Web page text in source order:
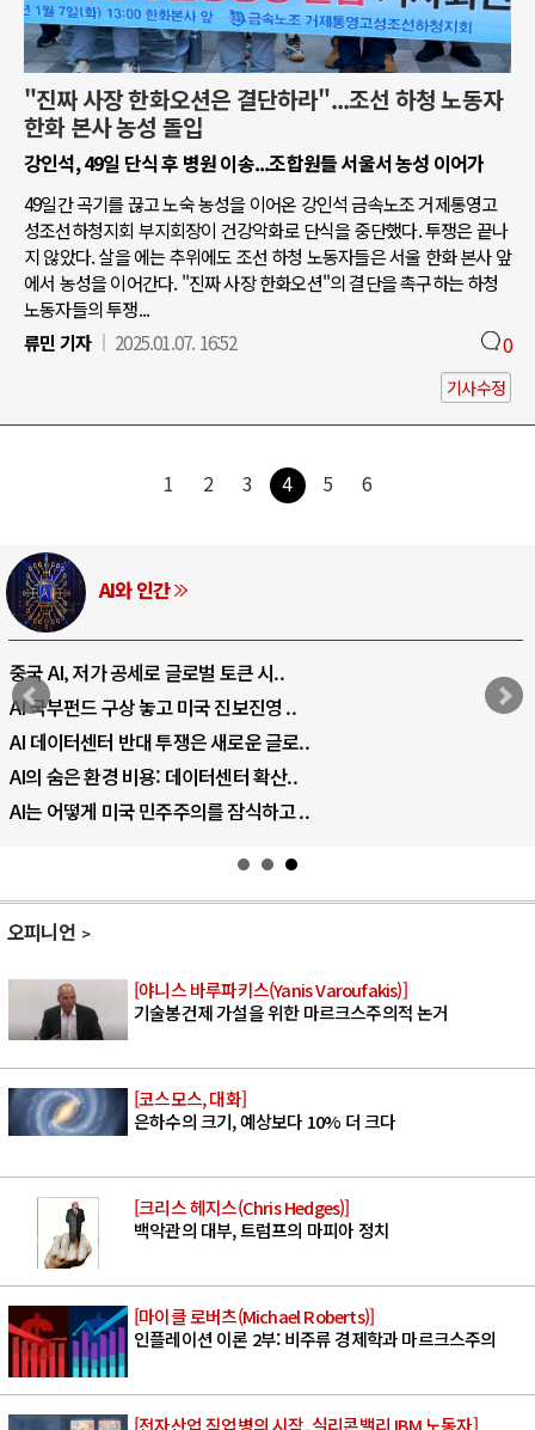
"진짜 사장 한화오션은 결단하라"...조선 하청 노동자
한화 본사 농성 돌입
강인석, 49일 단식 후 병원 이송...조합원들 서울서 농성 이어가
49일간 곡기를 끊고 노숙 농성을 이어온 강인석 금속노조 거제통영고
성조선하청지회 부지회장이 건강악화로 단식을 중단했다. 투쟁은 끝나
지 않았다. 살을 에는 추위에도 조선 하청 노동자들은 서울 한화 본사 앞
에서 농성을 이어간다. "진짜 사장 한화오션"의 결단을 촉구하는 하청
노동자들의 투쟁...
류민 기자
2025.01.07. 16:52 0
기사수정
1 2 3 4 5 6
AI와 인간
중국 AI, 저가 공세로 글로벌 토큰 시..
AI 국부펀드 구상 놓고 미국 진보진영 ..
AI 데이터센터 반대 투쟁은 새로운 글로..
AI의 숨은 환경 비용: 데이터센터 확산..
AI는 어떻게 미국 민주주의를 잠식하고 ..
오피니언
[야니스 바루파키스(Yanis Varoufakis)]
기술봉건제 가설을 위한 마르크스주의적 논거
[코스모스, 대화]
은하수의 크기, 예상보다 10% 더 크다
[크리스 헤지스(Chris Hedges)]
백악관의 대부, 트럼프의 마피아 정치
[마이클 로버츠(Michael Roberts)]
인플레이션 이론 2부: 비주류 경제학과 마르크스주의
[전자산업 직업병의 시작, 실리콘밸리 IBM 노동자]